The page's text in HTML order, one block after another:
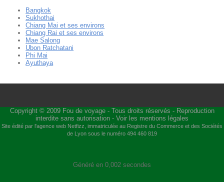
Bangkok
Sukhothai
Chiang Mai et ses environs
Chiang Rai et ses environs
Mae Salong
Ubon Ratchatani
Phi Mai
Ayuthaya
Copyright © 2009 Fou de voyage- Tous droits réservés - Reproduction
interdite sans autorisation - Voir les mentions légales
Site édité par l'agence web Netfizz , immatriculée au Registre du Commerce et des Sociétés
de Lyon sous le numéro 494 460 819
Généré en 0,002 secondes